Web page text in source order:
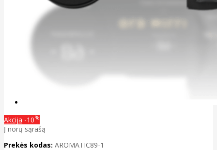
Akcija -10%
Į norų sąrašą
Prekės kodas: AROMATIC89-1